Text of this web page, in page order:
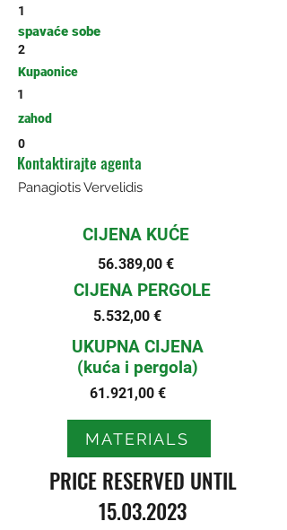
1
spavaće sobe
2
Kupaonice
1
zahod
0
Kontaktirajte agenta
Panagiotis Vervelidis
CIJENA KUĆE
56.389,00 €
CIJENA PERGOLE
5.532,00 €
UKUPNA CIJENA
(kuća i pergola)
61.921,00 €
MATERIALS
PRICE RESERVED UNTIL
15.03.2023